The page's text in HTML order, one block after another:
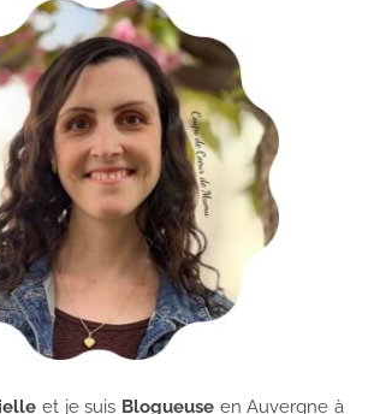
et je suis Blogueuse en Auvergne à